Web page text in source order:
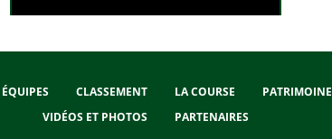
Liège-Bastogne-Liège 2025 - Le Résumé Long
ÉQUIPES CLASSEMENT LA COURSE PATRIMOINE
VIDÉOS ET PHOTOS
PARTENAIRES